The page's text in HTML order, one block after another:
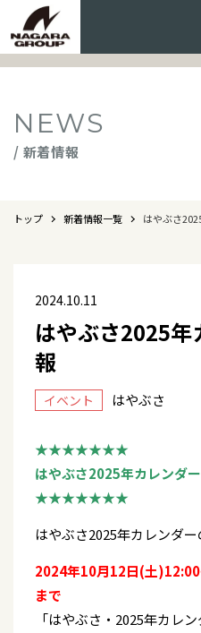
NEWS
/ 新着情報
トップ 新着情報一覧 はやぶさ
2024.10.11
はやぶさ2025年
報
イベント はやぶさ
★★★★★★★
はやぶさ2025年カレンダ
★★★★★★★
はやぶさ2025年カレンダ
2024年10月12日(土
まで
「はやぶさ・2025年カレ